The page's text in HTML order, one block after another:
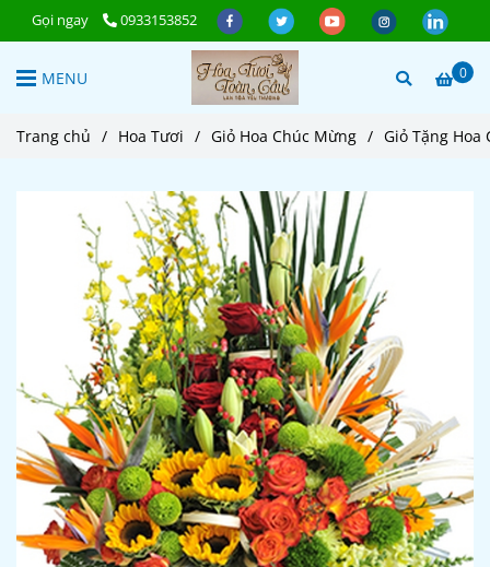
Gọi ngay 0933153852
0
MENU
Trang chủ / Hoa Tươi / Giỏ Hoa Chúc Mừng / Giỏ Tặng Hoa